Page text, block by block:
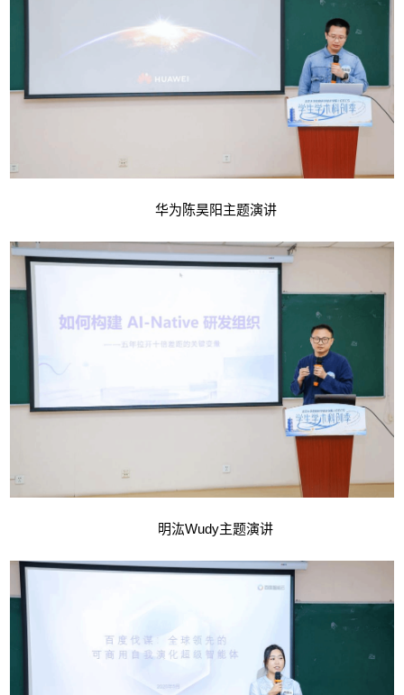
华为陈昊阳主题演讲
明汯Wudy主题演讲